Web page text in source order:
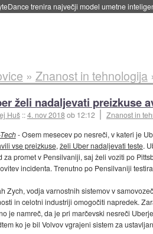
trenira največji model umetne
» Znanost in tehnologija
želi nadaljevati preizkuse
Huš ::4. nov 2018ob 12:12
Znanost in
- Osem mesecev po nesreči, v kateri je
vse preizkuse, želi Uber nadaljevati teste.
za promet v Pensilvaniji, saj želi voziti po
incidenta. Trenutno po Pensilvaniji
Zych, vodja varnostnih sistemov v
in celotni industriji omogočiti napredek.
je namreč, da je pri marčevski nesreči
ko je bil Volvov vgrajeni sistem za